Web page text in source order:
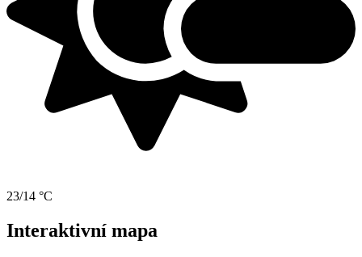
23/14 °C
Interaktivní mapa